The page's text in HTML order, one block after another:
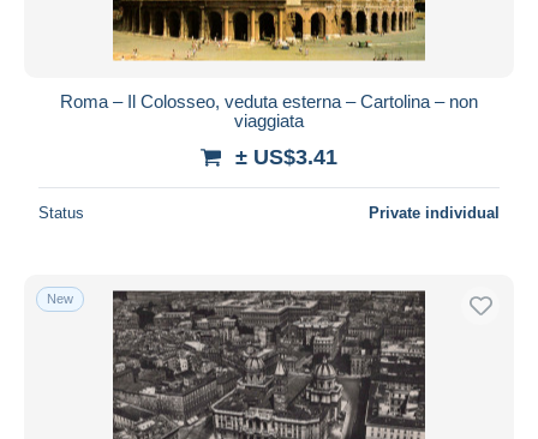
Roma – Il Colosseo, veduta esterna – Cartolina – non
viaggiata
± US$3.41
Status Private individual
New